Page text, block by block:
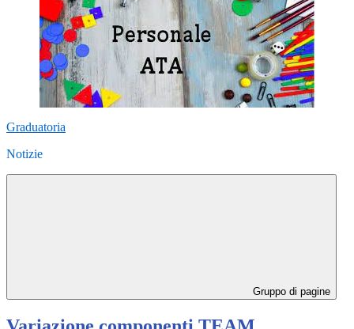
Graduatoria
Notizie
Gruppo di pagine